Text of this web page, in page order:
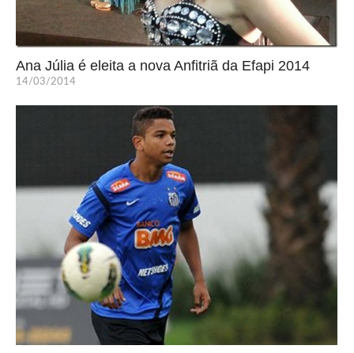
Ana Júlia é eleita a nova Anfitriã da Efapi 2014
14/03/2014